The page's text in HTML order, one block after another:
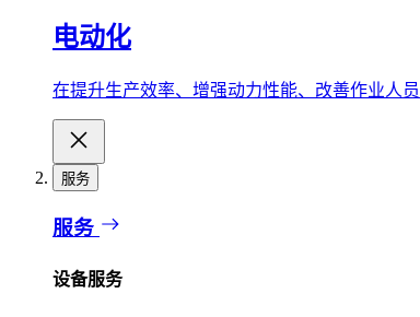
电动化
在提升生产效率、增强动力性能、改善作业人
服务
服务
设备服务